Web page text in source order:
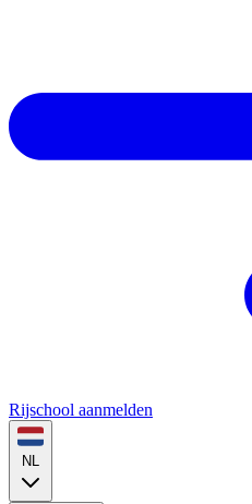
Rijschool aanmelden
NL